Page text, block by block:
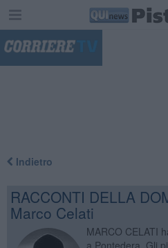
Indietro
RACCONTI DELLA
Marco Celati
MARCO CELATI
a Pontedera. Gli